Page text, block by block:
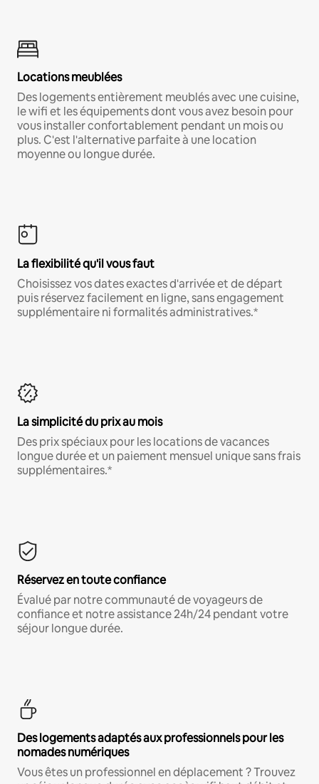
Locations meublées
Des logements entièrement meublés avec une cuisine,
le wifi et les équipements dont vous avez besoin pour
vous installer confortablement pendant un mois ou
plus. C'est l'alternative parfaite à une location
moyenne ou longue durée.
La flexibilité qu'il vous faut
Choisissez vos dates exactes d'arrivée et de départ
puis réservez facilement en ligne, sans engagement
supplémentaire ni formalités administratives.*
La simplicité du prix au mois
Des prix spéciaux pour les locations de vacances
longue durée et un paiement mensuel unique sans frais
supplémentaires.*
Réservez en toute confiance
Évalué par notre communauté de voyageurs de
confiance et notre assistance 24h/24 pendant votre
séjour longue durée.
Des logements adaptés aux professionnels pour les
nomades numériques
Vous êtes un professionnel en déplacement ? Trouvez